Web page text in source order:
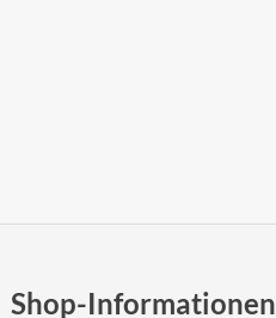
Shop-Informationen